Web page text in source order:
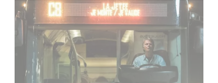
Une date de sortie pour le nouveau film de Franck
Dubosc